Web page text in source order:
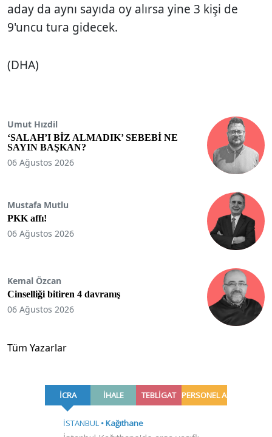
aday da aynı sayıda oy alırsa yine 3 kişi de
9'uncu tura gidecek.
(DHA)
Umut Hızdil
‘SALAH’I BİZ ALMADIK’ SEBEBİ NE
SAYIN BAŞKAN?
06 Ağustos 2026
Mustafa Mutlu
PKK affı!
06 Ağustos 2026
Kemal Özcan
Cinselliği bitiren 4 davranış
06 Ağustos 2026
Tüm Yazarlar